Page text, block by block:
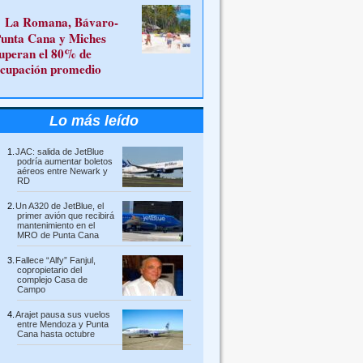
La Romana, Bávaro-
Cana y Miches
el 80% de
promedio
Lo más leído
JAC: salida de JetBlue
podría aumentar boletos
aéreos entre Newark y
RD
Un A320 de JetBlue, el
primer avión que recibirá
mantenimiento en el
MRO de Punta Cana
Fallece “Alfy” Fanjul,
copropietario del
complejo Casa de
Campo
Arajet pausa sus vuelos
entre Mendoza y Punta
Cana hasta octubre